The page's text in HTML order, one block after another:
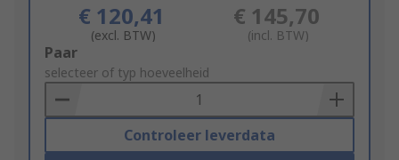
€ 120,41
(excl. BTW)
€ 145,70
(incl. BTW)
Add
to
Basket
Paar
selecteer of typ hoeveelheid
Controleer leverdata